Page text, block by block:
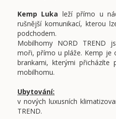
Kemp Luka leží přímo u
rušnější komunikací, kterou
podchodem.
Mobilhomy NORD TREND
moři, přímo u pláže. Kemp je
brankami, kterými přicházíte
mobilhomu.
Ubytování:
v nových luxusních
TREND.